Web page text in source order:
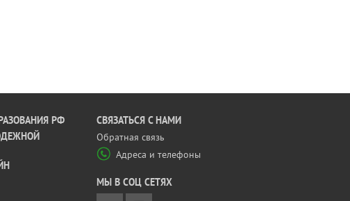
РФ
CВЯЗАТЬСЯ С НАМИ
Обратная связь
Адреса и телефоны
МЫ В СОЦ СЕТЯХ